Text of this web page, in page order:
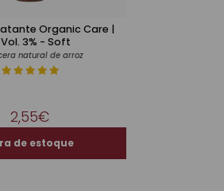
Organic Care |
Vol. 3% - Soft
natural de arroz
2,55€